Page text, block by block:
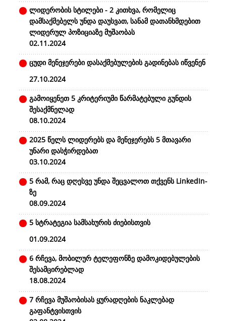
ლიდერობის სტილები - 2 კითხვა, რომელიც
დამსაქმებელს უნდა დაუსვათ, სანამ დათანხმდებით
ლიდერულ პოზიციაზე მუშაობას
02.11.2024
ცუდი მენეჯერები დასაქმებულების გადინებას იწვენენ
27.10.2024
გამოიყენეთ 5 კრიტერიუმი წარმატებული გუნდის
შესაქმნელად
08.10.2024
2025 წელს ლიდერებს და მენეჯერებს 5 მთავარი
უნარი დასჭირდებათ
03.10.2024
5 რამ, რაც დღესვე უნდა შეცვალოთ თქვენს LinkedIn-
ზე
08.09.2024
5 სტრატეგია სამსახურის ძიებისთვის
01.09.2024
6 რჩევა, მობილურ ტელეფონზე დამოკიდებულების
შესამცირებლად
18.08.2024
7 რჩევა მუშაობისას ყურადღების ნაკლებად
გაფანტვისთვის